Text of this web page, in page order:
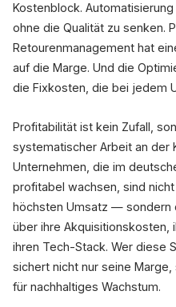
Kostenblock.
ohne die Qualität zu senken.
Retourenmanagement hat
auf die Marge. Und die
die Fixkosten, die bei jedem
Profitabilität ist kein Zufall,
systematischer Arbeit an der
Unternehmen, die im
profitabel wachsen, sind
höchsten Umsatz — sondern
über ihre Akquisitionskosten,
ihren Tech-Stack. Wer diese
sichert nicht nur seine
für nachhaltiges Wachstum.